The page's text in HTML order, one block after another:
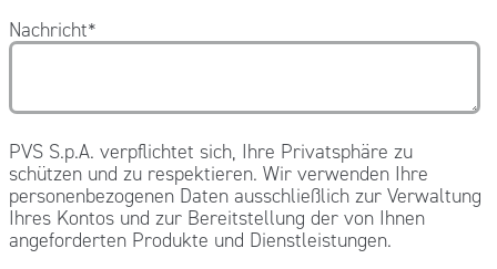
Nachricht*
PVS S.p.A. verpflichtet sich, Ihre Privatsphäre zu
schützen und zu respektieren. Wir verwenden Ihre
personenbezogenen Daten ausschließlich zur Verwaltung
Ihres Kontos und zur Bereitstellung der von Ihnen
angeforderten Produkte und Dienstleistungen.